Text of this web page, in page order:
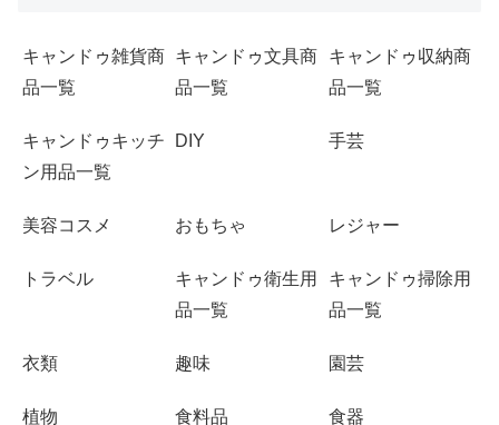
キャンドゥ雑貨商
品一覧
キャンドゥ文具商
品一覧
キャンドゥ収納商
品一覧
キャンドゥキッチ
ン用品一覧
DIY 手芸
美容コスメ おもちゃ レジャー
トラベル
キャンドゥ衛生用
品一覧
キャンドゥ掃除用
品一覧
衣類 趣味 園芸
植物 食料品 食器